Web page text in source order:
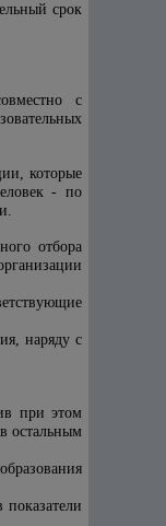
срок
с
которые
- по
отбора
наряду с
при этом
остальным